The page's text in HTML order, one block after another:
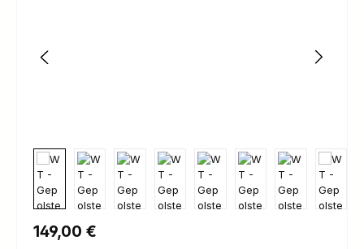
Regulärer Preis:
149,00 €